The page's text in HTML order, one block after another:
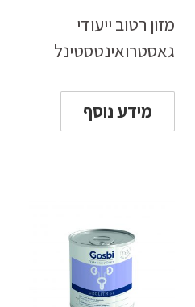
מזון רטוב ייעודי
גאסטרואינטסטינל
מידע נוסף